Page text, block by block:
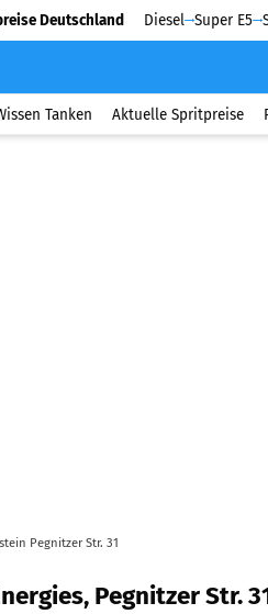
Deutschland Diesel Super E5
Tanken Aktuelle Spritpreise
Pegnitzer Str. 31
Pegnitzer Str.